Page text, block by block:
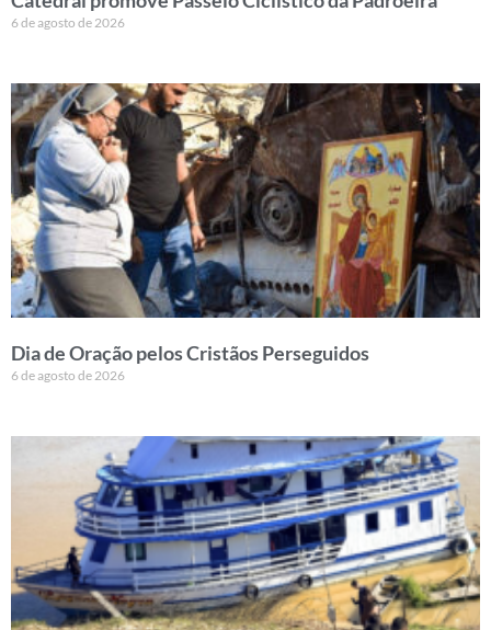
6 de agosto de 2026
Dia de Oração pelos Cristãos Perseguidos
6 de agosto de 2026